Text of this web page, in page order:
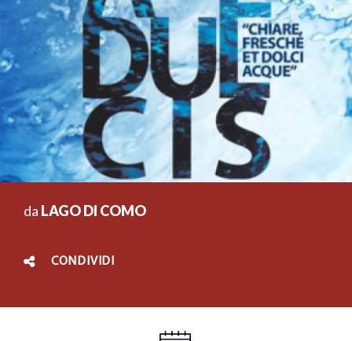
da LAGO DI COMO
CONDIVIDI